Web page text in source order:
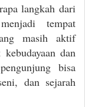
langkah dari
tempat
masih aktif
dan
bisa
dan sejarah